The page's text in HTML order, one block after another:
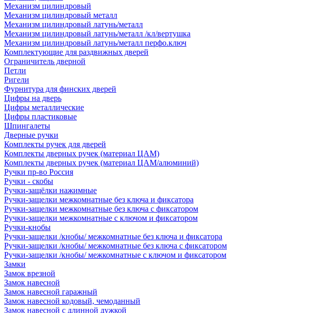
Механизм цилиндровый
Механизм цилиндровый металл
Механизм цилиндровый латунь/металл
Механизм цилиндровый латунь/металл /кл/вертушка
Механизм цилиндровый латунь/металл перфо.ключ
Комплектующие для раздвижных дверей
Ограничитель дверной
Петли
Ригели
Фурнитура для финских дверей
Цифры на дверь
Цифры металлические
Цифры пластиковые
Шпингалеты
Дверные ручки
Комплекты ручек для дверей
Комплекты дверных ручек (материал ЦАМ)
Комплекты дверных ручек (материал ЦАМ/алюминий)
Ручки пр-во Россия
Ручки - скобы
Ручки-защёлки нажимные
Ручки-защелки межкомнатные без ключа и фиксатора
Ручки-защелки межкомнатные без ключа с фиксатором
Ручки-защелки межкомнатные с ключом и фиксатором
Ручки-кнобы
Ручки-защелки /кнобы/ межкомнатные без ключа и фиксатора
Ручки-защелки /кнобы/ межкомнатные без ключа с фиксатором
Ручки-защелки /кнобы/ межкомнатные с ключом и фиксатором
Замки
Замок врезной
Замок навесной
Замок навесной гаражный
Замок навесной кодовый, чемоданный
Замок навесной с длинной дужкой